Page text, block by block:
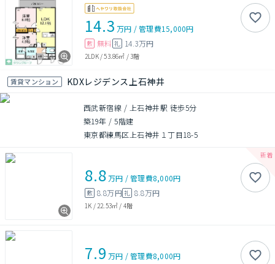
14.3 万円 /管理費15,000円
敷 無料 礼 14.3万円
2LDK/53.86㎡ /3階
賃貸マンション KDXレジデンス上石神井
西武新宿線 / 上石神井駅 徒歩5分
築19年 /5階建
東京都練馬区上石神井１丁目18-5
8.8万円 /管理費8,000円
敷 8.8万円礼 8.8万円
1K / 22.53㎡ / 4階
7.9 万円 /管理費8,000円